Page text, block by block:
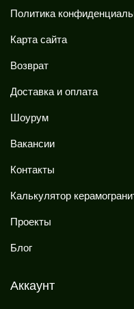
Политика
Карта сайта
Возврат
Доставка и оплата
Шоурум
Вакансии
Контакты
Калькулятор
Проекты
Блог
Аккаунт